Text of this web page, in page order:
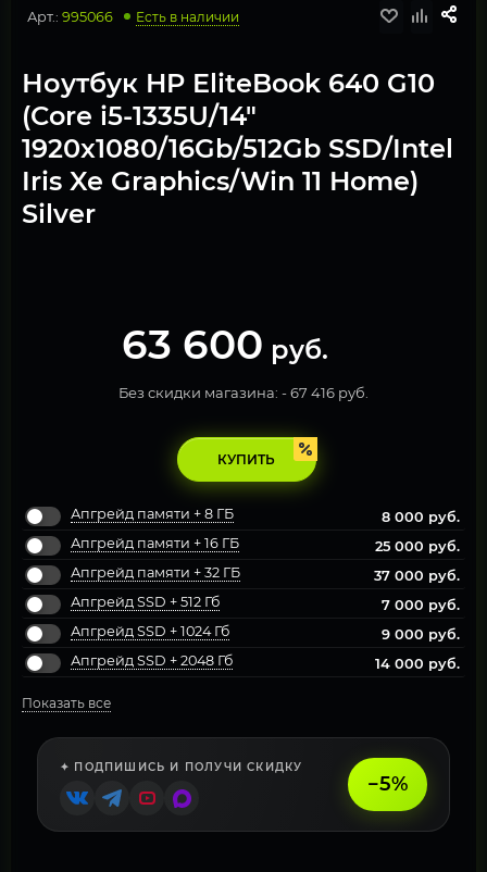
Арт.: 995066 Есть в наличии
Ноутбук HP EliteBook 640 G10
(Core i5-1335U/14"
1920x1080/16Gb/512Gb SSD/Intel
Iris Xe Graphics/Win 11 Home)
Silver
63 600 руб.
Без скидки магазина: -67 416 руб.
КУПИТЬ
Апгрейд памяти + 8 ГБ 8 000 руб.
Апгрейд памяти + 16 ГБ
25 000 руб.
Апгрейд памяти + 32 ГБ
37 000 руб.
Апгрейд SSD + 512 Гб
7 000 руб.
Апгрейд SSD + 1024 Гб
9 000 руб.
Апгрейд SSD + 2048 Гб
14 000 руб.
Показать все
✦ ПОДПИШИСЬ И ПОЛУЧИ СКИДКУ
−5%